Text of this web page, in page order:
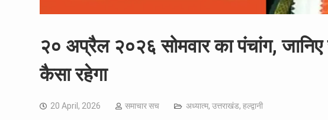
२० अप्रैल २०२६ सोमवार का पंचांग,
कैसा रहेगा
20 April, 2026 समाचार सच अध्यात्म, उत्तराखंड, हल्द्वानी